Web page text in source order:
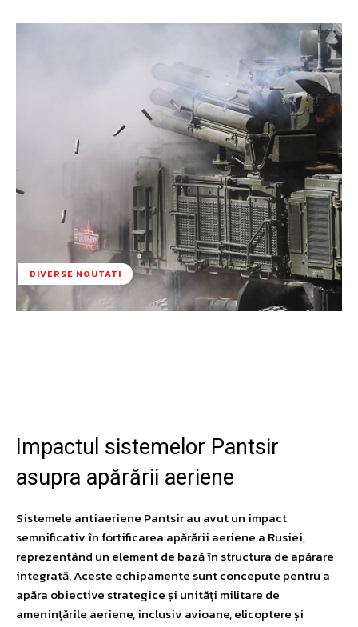
DIVERSE NOUTATI
Impactul sistemelor Pantsir
asupra apărării aeriene
Sistemele antiaeriene Pantsir au avut un impact
semnificativ în fortificarea apărării aeriene a Rusiei,
reprezentând un element de bază în structura de apărare
integrată. Aceste echipamente sunt concepute pentru a
apăra obiective strategice și unități militare de
amenințările aeriene, inclusiv avioane, elicoptere și